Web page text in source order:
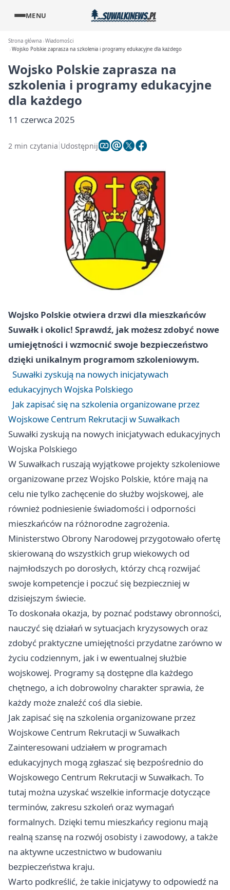
MENU
Strona główna Wiadomości
Wojsko Polskie zaprasza na szkolenia i programy edukacyjne dla każdego
Wojsko Polskie zaprasza na
szkolenia i programy edukacyjne
dla każdego
11 czerwca 2025
2 min czytania Udostępnij
Wojsko Polskie otwiera drzwi dla mieszkańców
Suwałk i okolic! Sprawdź, jak możesz zdobyć nowe
umiejętności i wzmocnić swoje bezpieczeństwo
dzięki unikalnym programom szkoleniowym.
Suwałki zyskują na nowych inicjatywach
edukacyjnych Wojska Polskiego
Jak zapisać się na szkolenia organizowane przez
Wojskowe Centrum Rekrutacji w Suwałkach
Suwałki zyskują na nowych inicjatywach edukacyjnych
Wojska Polskiego
W Suwałkach ruszają wyjątkowe projekty szkoleniowe
organizowane przez Wojsko Polskie, które mają na
celu nie tylko zachęcenie do służby wojskowej, ale
również podniesienie świadomości i odporności
mieszkańców na różnorodne zagrożenia.
Ministerstwo Obrony Narodowej przygotowało ofertę
skierowaną do wszystkich grup wiekowych od
najmłodszych po dorosłych, którzy chcą rozwijać
swoje kompetencje i poczuć się bezpieczniej w
dzisiejszym świecie.
To doskonała okazja, by poznać podstawy obronności,
nauczyć się działań w sytuacjach kryzysowych oraz
zdobyć praktyczne umiejętności przydatne zarówno w
życiu codziennym, jak i w ewentualnej służbie
wojskowej. Programy są dostępne dla każdego
chętnego, a ich dobrowolny charakter sprawia, że
każdy może znaleźć coś dla siebie.
Jak zapisać się na szkolenia organizowane przez
Wojskowe Centrum Rekrutacji w Suwałkach
Zainteresowani udziałem w programach
edukacyjnych mogą zgłaszać się bezpośrednio do
Wojskowego Centrum Rekrutacji w Suwałkach. To
tutaj można uzyskać wszelkie informacje dotyczące
terminów, zakresu szkoleń oraz wymagań
formalnych. Dzięki temu mieszkańcy regionu mają
realną szansę na rozwój osobisty i zawodowy, a także
na aktywne uczestnictwo w budowaniu
bezpieczeństwa kraju.
Warto podkreślić, że takie inicjatywy to odpowiedź na